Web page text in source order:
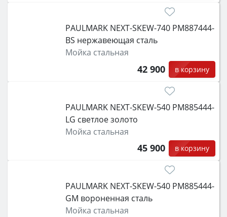
PAULMARK NEXT-SKEW-740 PM887444-
BS нержавеющая сталь
Мойка стальная
42 900 в корзину
PAULMARK NEXT-SKEW-540 PM885444-
LG светлое золото
Мойка стальная
45 900 в корзину
PAULMARK NEXT-SKEW-540 PM885444-
GM вороненная сталь
Мойка стальная